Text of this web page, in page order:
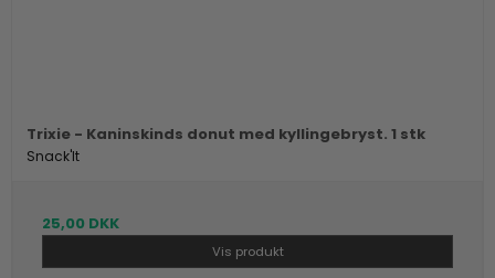
Trixie - Kaninskinds donut med kyllingebryst. 1 stk
Snack'It
25,00 DKK
Vis produkt